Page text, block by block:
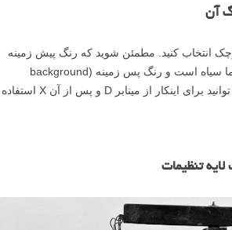
آن
انتخاب کنید. مطمئن شوید که رنگ پیش زمینه
(foreground colour) شما سیاه است و رنگ پس زمینه (background
colour) سفید است. می توانید برای اینکار از مینابر D و پس از آن X استفاده
تنظیمات